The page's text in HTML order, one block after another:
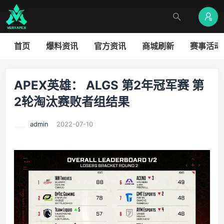
首页 爆料资讯 官方资讯 商城刷新 赛事活动
APEX英雄： ALGS 第2年冠军赛 第
2轮淘汰赛败者组结果
admin 2022-07-10